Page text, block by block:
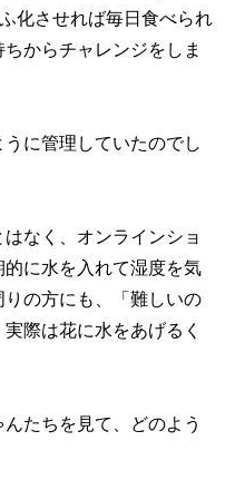
化させれば毎日食べられ
からチャレンジをしま
に管理していたのでし
はなく、オンラインショ
に水を入れて湿度を気
の方にも、「難しいの
際は花に水をあげるく
たちを見て、どのよう